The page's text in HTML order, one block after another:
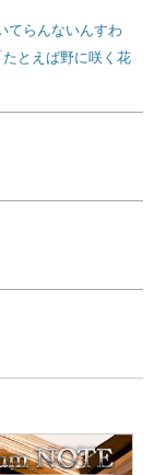
てらんないんすわ
たとえば野に咲く花